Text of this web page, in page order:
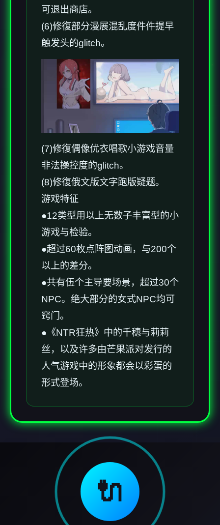
可退出商店。
(6)修復部分漫展混乱度件件提早
触发头的glitch。
(7)修復偶像优衣唱歌小游戏音量
非法操控度的glitch。
(8)修復俄文版文字跑版疑题。
游戏特征
●12类型用以上无数子丰富型的小
游戏与检验。
●超过60枚点阵图动画，与200个
以上的差分。
●共有伍个主导要场景，超过30个
NPC。绝大部分的女式NPC均可
窍门。
●《NTR狂热》中的千穗与莉莉
丝，以及许多由芒果派对发行的
人气游戏中的形象都会以彩蛋的
形式登场。
🔌